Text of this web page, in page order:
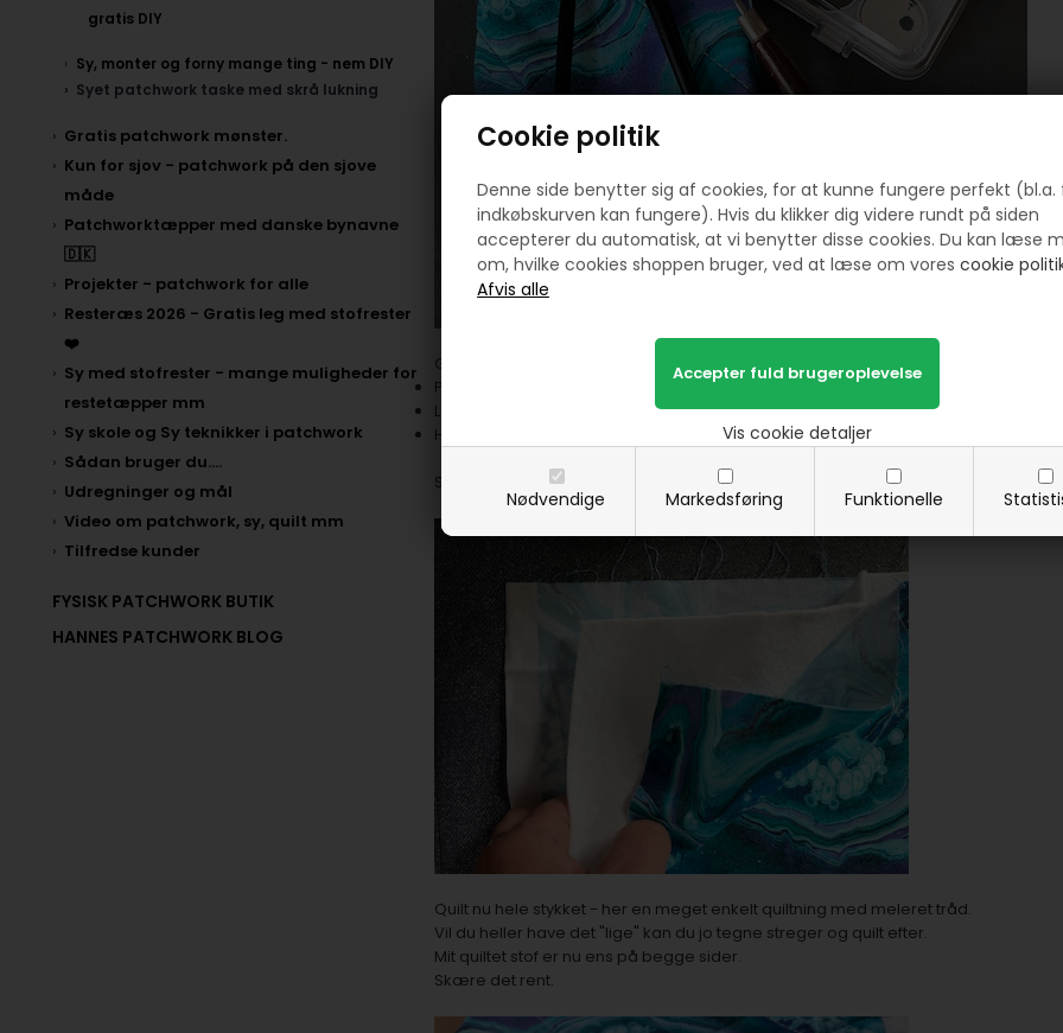
Cookie politik
Denne side benytter sig af cookies, for at kunne fungere perfekt (bl.a.
indkøbskurven kan fungere). Hvis du klikker dig videre rundt på siden
accepterer du automatisk, at vi benytter disse cookies. Du kan læse
om, hvilke cookies shoppen bruger, ved at læse om vores cookie
Nødvendige Markedsføring Funktionelle
Vis cookie detaljer
gratis DIY
Sy, monter og forny mange ting - nem DIY
Syet patchwork taske med skrå lukning
Gratis patchwork mønster.
Kun for sjov - patchwork på den sjove
måde
Patchworktæpper med danske bynavne
🇩🇰
Projekter - patchwork for alle
Resteræs 2026 - Gratis leg med stofrester
❤️
Sy med stofrester - mange muligheder for
restetæpper mm
Sy skole og Sy teknikker i patchwork
Sådan bruger du....
Udregninger og mål
Video om patchwork, sy, quilt mm
Tilfredse kunder
FYSISK PATCHWORK BUTIK
HANNES PATCHWORK BLOG
Gode råd:
Pas på med stof med retninger - det kan godt "drille."
Lav ikke dit mellemfoer for tyk hvis dine tasker ikke skal være så store.
Husk fold skal være i siden af tasken, så stoffet skal være "bred" og ikke "høj".
Start med at lægge din fatquarter dobbelt med vrangsiden mod hinanden og
Quilt nu hele stykket - her en meget enkelt quiltning med meleret tråd.
Vil du heller have det "lige" kan du jo tegne streger og quilt efter.
Mit quiltet stof er nu ens på begge sider.
Skære det rent.